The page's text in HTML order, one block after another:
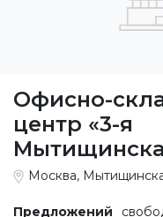
Офисно-
Москва,
Предложений
м²
Площадь
793 м²
18